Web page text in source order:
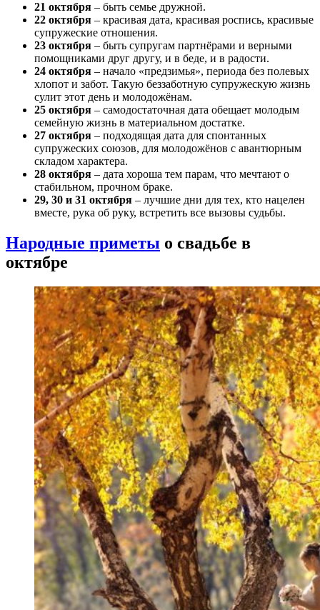
21 октября – быть семье дружной.
22 октября – красивая дата, красивая роспись, красивые
супружеские отношения.
23 октября – быть супругам партнёрами и верными
помощниками друг другу, и в беде, и в радости.
24 октября – начало «предзимья», периода без полевых
хлопот и забот. Такую беззаботную супружескую жизнь
сулит этот день и молодожёнам.
25 октября – самодостаточная дата обещает молодым
семейную жизнь в материальном достатке.
27 октября – подходящая дата для спонтанных
супружеских союзов, для молодожёнов с авантюрным
складом характера.
28 октября – дата хороша тем парам, что мечтают о
стабильном, прочном браке.
29, 30 и 31 октября – лучшие дни для тех, кто нацелен
вместе, рука об руку, встретить все вызовы судьбы.
Народные приметы о свадьбе в
октябре